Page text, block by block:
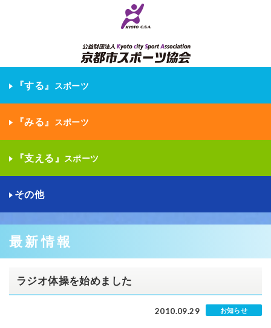
『する』 スポーツ
『みる』 スポーツ
『支える』 スポーツ
その他
最新情報
ラジオ体操を始めました
2010.09.29 お知らせ